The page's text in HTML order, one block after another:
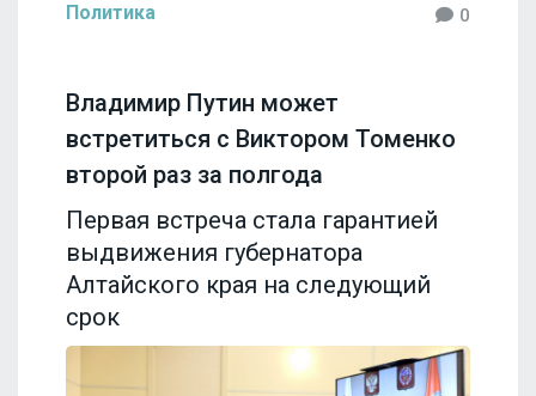
Политика 0
Владимир Путин может
встретиться с Виктором Томенко
второй раз за полгода
Первая встреча стала гарантией
выдвижения губернатора
Алтайского края на следующий
срок